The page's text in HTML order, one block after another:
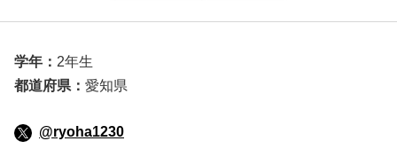
学年： 2年生
都道府県： 愛知県
@ryoha1230